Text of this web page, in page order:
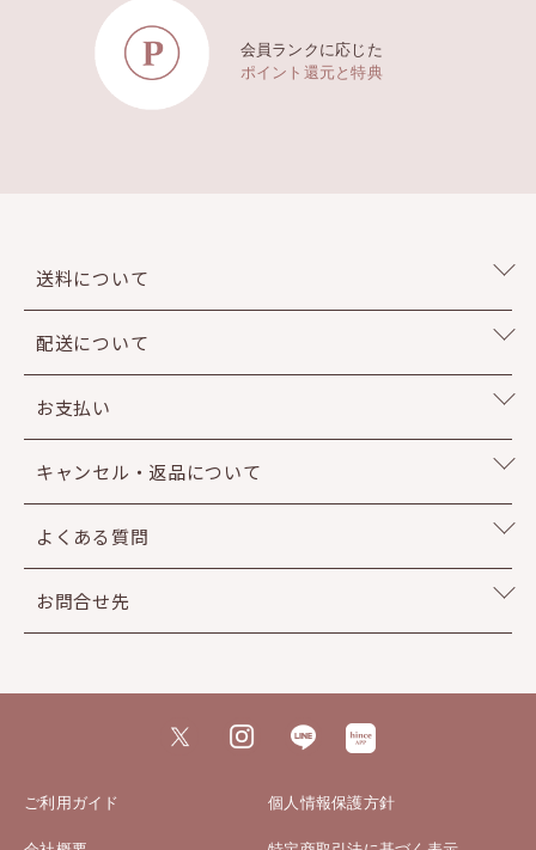
会員ランクに応じた
ポイント還元と特典
送料について
配送について
お支払い
キャンセル・返品について
よくある質問
お問合せ先
ご利用ガイド 個人情報保護方針